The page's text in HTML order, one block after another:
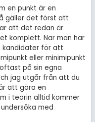
en punkt är en
gäller det först att
att det redan är
komplett. När man har
kandidater för att
eller minimipunkt
på sin egna
jag utgår från att du
att göra en
i teorin alltid kommer
med
Livehjälpen
Topplistor
Regler
För lärare
3 inloggade